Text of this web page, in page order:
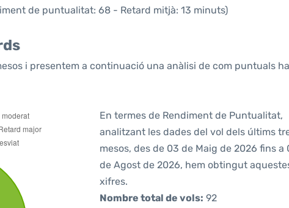
de puntualitat: 68 - Retard mitjà: 13 minuts)
i presentem a continuació una anàlisi de com puntuals
En termes de Rendiment de Puntualitat,
analitzant les dades del vol dels últims
mesos, des de 03 de Maig de 2026 fins a
de Agost de 2026, hem obtingut
xifres.
Nombre total de vols: 92